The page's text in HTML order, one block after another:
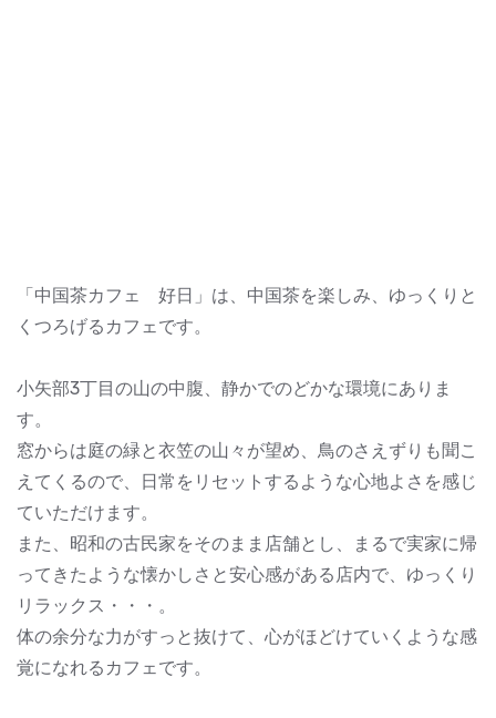
「中国茶カフェ 好日」は、中国茶を楽しみ、ゆっくりと
くつろげるカフェです。
小矢部3丁目の山の中腹、静かでのどかな環境にありま
す。
窓からは庭の緑と衣笠の山々が望め、鳥のさえずりも聞こ
えてくるので、日常をリセットするような心地よさを感じ
ていただけます。
また、昭和の古民家をそのまま店舗とし、まるで実家に帰
ってきたような懐かしさと安心感がある店内で、ゆっくり
リラックス・・・。
体の余分な力がすっと抜けて、心がほどけていくような感
覚になれるカフェです。